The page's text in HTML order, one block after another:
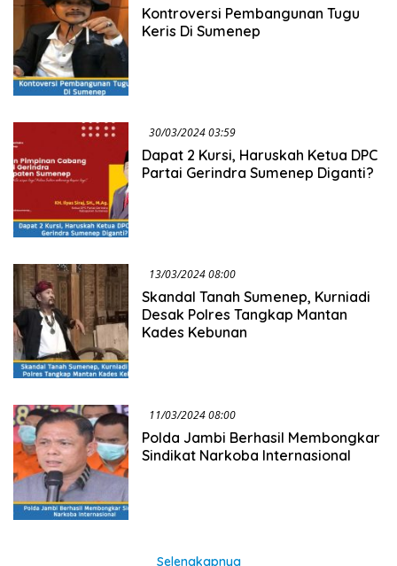
Kontroversi Pembangunan Tugu
Keris Di Sumenep
30/03/2024 03:59
Dapat 2 Kursi, Haruskah Ketua DPC
Partai Gerindra Sumenep Diganti?
13/03/2024 08:00
Skandal Tanah Sumenep, Kurniadi
Desak Polres Tangkap Mantan
Kades Kebunan
11/03/2024 08:00
Polda Jambi Berhasil Membongkar
Sindikat Narkoba Internasional
Selengkapnya